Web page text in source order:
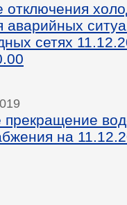
аварийных
сетях
на